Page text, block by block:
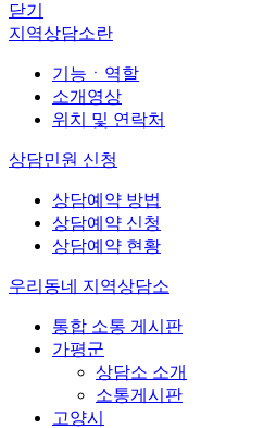
닫기
지역상담소란
기능ㆍ역할
소개영상
위치 및 연락처
상담민원 신청
상담예약 방법
상담예약 신청
상담예약 현황
우리동네 지역상담소
통합 소통 게시판
가평군
상담소 소개
소통게시판
고양시